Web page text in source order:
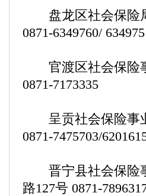
盘龙区社会保险
0871-6349760/
官渡区社会保险
0871-7173335
呈贡社会保险事
0871-7475703/
晋宁县社会保险
路127号 0871-